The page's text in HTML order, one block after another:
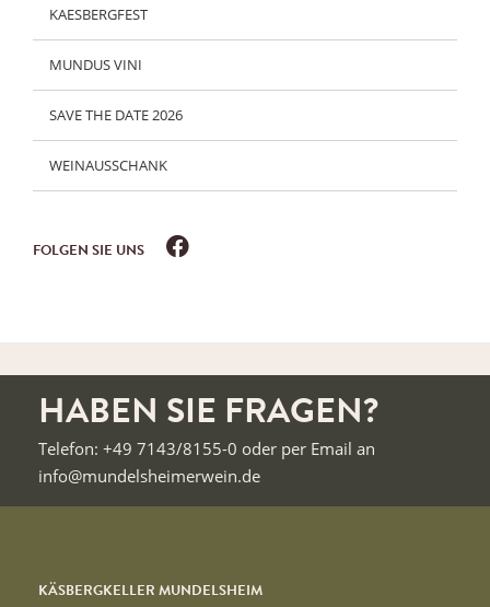
KAESBERGFEST
MUNDUS VINI
SAVE THE DATE 2026
WEINAUSSCHANK
FOLGEN SIE UNS
HABEN SIE FRAGEN?
Telefon: +49 7143/8155-0 oder per Email an
info@mundelsheimerwein.de
KÄSBERGKELLER MUNDELSHEIM